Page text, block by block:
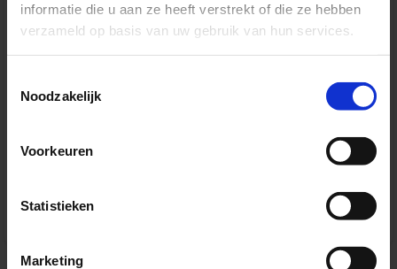
informatie die u aan ze heeft verstrekt of die ze hebben
verzameld op basis van uw gebruik van hun services.
Noodzakelijk
Voorkeuren
Statistieken
Marketing